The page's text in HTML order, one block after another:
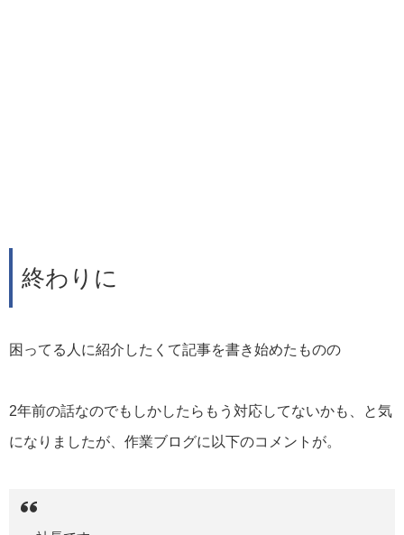
終わりに
困ってる人に紹介したくて記事を書き始めたものの
2年前の話なのでもしかしたらもう対応してないかも、と気
になりましたが、作業ブログに以下のコメントが。